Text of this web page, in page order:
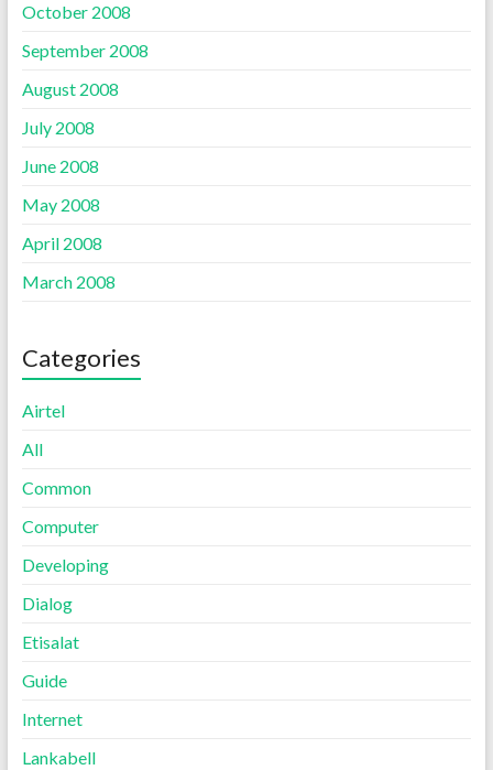
October 2008
September 2008
August 2008
July 2008
June 2008
May 2008
April 2008
March 2008
Categories
Airtel
All
Common
Computer
Developing
Dialog
Etisalat
Guide
Internet
Lankabell